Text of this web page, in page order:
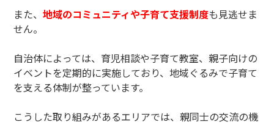
また、地域のコミュニティや子育て支援制度も見逃せま
せん。
自治体によっては、育児相談や子育て教室、親子向けの
イベントを定期的に実施しており、地域ぐるみで子育て
を支える体制が整っています。
こうした取り組みがあるエリアでは、親同士の交流の機